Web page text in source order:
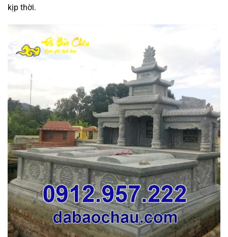
kịp thời.